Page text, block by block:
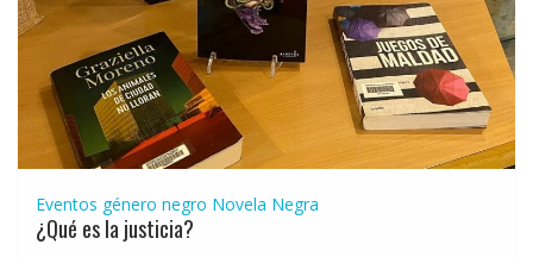
Eventos género negro Novela Negra
¿Qué es la justicia?